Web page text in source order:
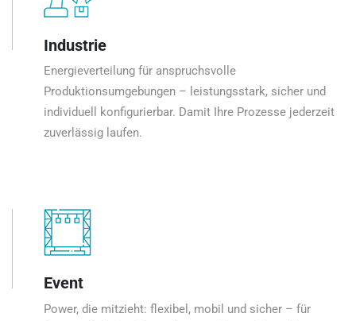
Industrie
Energieverteilung für anspruchsvolle
Produktionsumgebungen – leistungsstark, sicher und
individuell konfigurierbar. Damit Ihre Prozesse jederzeit
zuverlässig laufen.
Event
Power, die mitzieht: flexibel, mobil und sicher – für